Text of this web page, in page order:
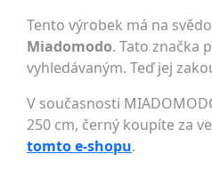
Tento výrobek má na
Miadomodo. Tato značka
vyhledávaným. Teď jej
V současnosti
250 cm, černý koupíte za
tomto e-shopu.